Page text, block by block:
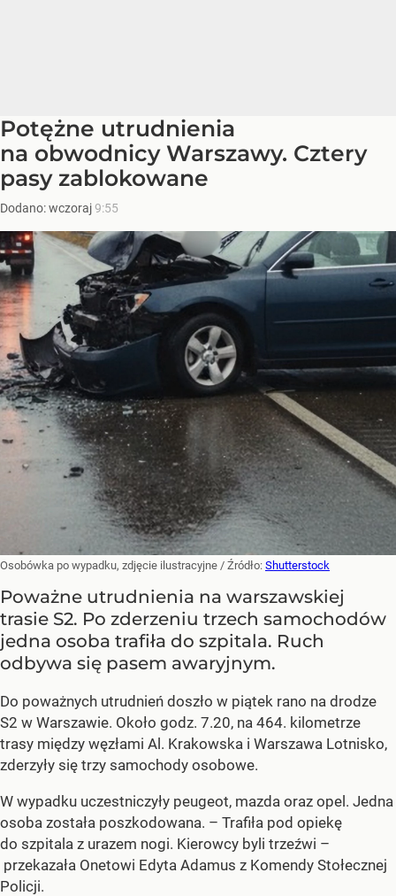
Potężne utrudnienia
na obwodnicy Warszawy. Cztery
pasy zablokowane
Dodano:wczoraj9:55
Osobówka po wypadku, zdjęcie ilustracyjne / Źródło: Shutterstock
Poważne utrudnienia na warszawskiej
trasie S2. Po zderzeniu trzech samochodów
jedna osoba trafiła do szpitala. Ruch
odbywa się pasem awaryjnym.
Do poważnych utrudnień doszło w piątek rano na drodze
S2 w Warszawie. Około godz. 7.20, na 464. kilometrze
trasy między węzłami Al. Krakowska i Warszawa Lotnisko,
zderzyły się trzy samochody osobowe.
W wypadku uczestniczyły peugeot, mazda oraz opel. Jedna
osoba została poszkodowana. – Trafiła pod opiekę
do szpitala z urazem nogi. Kierowcy byli trzeźwi –
przekazała Onetowi Edyta Adamus z Komendy Stołecznej
Policji.